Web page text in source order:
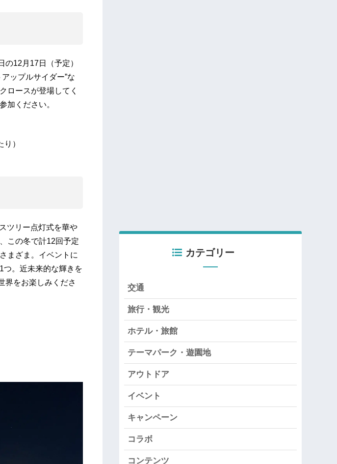
12月17日（予定）
ップルサイダー”な
ロースが登場してく
加ください。
）
ツリー点灯式を華や
この冬で計12回予定
まざま。イベントに
つ。近未来的な輝きを
界をお楽しみくださ
カテゴリー
交通
旅行・観光
ホテル・旅館
テーマパーク・遊園地
アウトドア
イベント
キャンペーン
コラボ
コンテンツ